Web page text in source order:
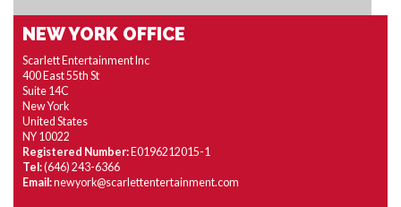
NEW YORK OFFICE
Scarlett Entertainment Inc
400 East 55th St
Suite 14C
New York
United States
NY 10022
Registered Number:E0196212015-1
Tel:(646) 243-6366
Email:newyork@scarlettentertainment.com